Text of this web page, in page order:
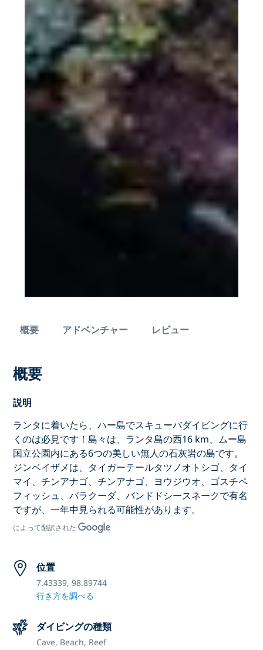
概要 アドベンチャー レビュー
概要
説明
ランタに着いたら、ハー島でスキューバダイビングに行
くのは必見です！島々は、ランタ島の西16 km、ムー島
国立公園内にある6つの美しい無人の石灰岩の島です。
ジンベイザメは、タイガーテールタツノオトシゴ、タイ
マイ、チンアナゴ、チンアナゴ、ヨウジウオ、ゴスチペ
フィッシュ、バラクーダ、バンドドシースネークで有名
ですが、一年中見られる可能性があります。
によって翻訳された
位置
7.43339, 98.89744
行き方を調べる
ダイビングの種類
Cave, Beach, Reef